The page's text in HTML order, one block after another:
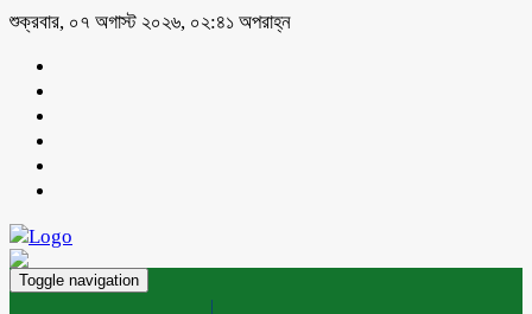
শুক্রবার, ০৭ অগাস্ট ২০২৬, ০২:৪১ অপরাহ্ন
Toggle navigation